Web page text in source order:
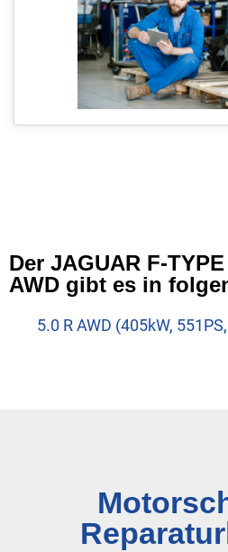
Der JAGUAR F-
AWD gibt es in
5.0 R AWD (405kW,